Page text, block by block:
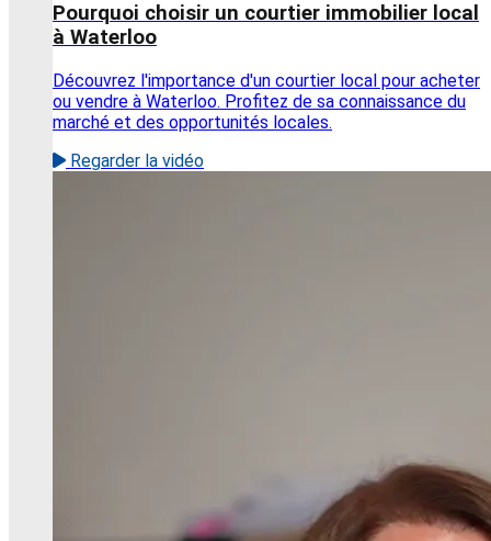
Pourquoi choisir un courtier immobilier local
à Waterloo
Découvrez l'importance d'un courtier local pour acheter
ou vendre à Waterloo. Profitez de sa connaissance du
marché et des opportunités locales.
Regarder la vidéo